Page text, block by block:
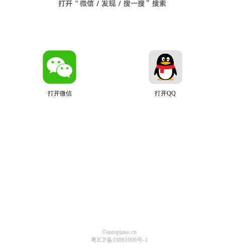
打开微信 打开QQ
©autopiano.cn
粤ICP备19061906号-1